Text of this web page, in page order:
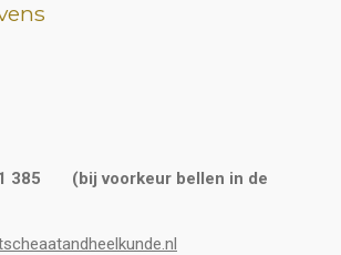
(bij voorkeur bellen in de